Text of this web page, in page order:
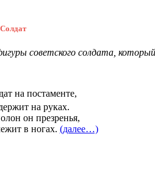
Солдат
советского солдата,
на постаменте,
на руках.
он презренья,
в ногах. (далее…)